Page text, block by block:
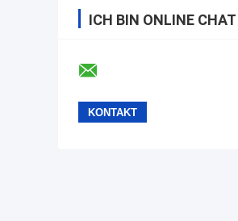
ICH BIN ONLINE